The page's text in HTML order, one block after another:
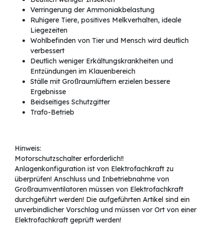
Verringerung der Ammoniakbelastung
Ruhigere Tiere, positives Melkverhalten, ideale
Liegezeiten
Wohlbefinden von Tier und Mensch wird deutlich
verbessert
Deutlich weniger Erkältungskrankheiten und
Entzündungen im Klauenbereich
Ställe mit Großraumlüftern erzielen bessere
Ergebnisse
Beidseitiges Schutzgitter
Trafo-Betrieb
Hinweis:
Motorschutzschalter erforderlich!!
Anlagenkonfiguration ist von Elektrofachkraft zu
überprüfen! Anschluss und Inbetriebnahme von
Großraumventilatoren müssen von Elektrofachkraft
durchgeführt werden! Die aufgeführten Artikel sind ein
unverbindlicher Vorschlag und müssen vor Ort von einer
Elektrofachkraft geprüft werden!